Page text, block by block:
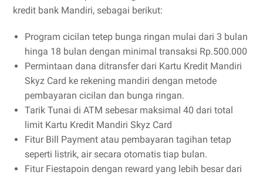
kredit bank Mandiri, sebagai berikut:
Program cicilan tetep bunga ringan mulai dari 3 bulan
hinga 18 bulan dengan minimal transaksi Rp.500.000
Permintaan dana ditransfer dari Kartu Kredit Mandiri
Skyz Card ke rekening mandiri dengan metode
pembayaran cicilan dan bunga ringan.
Tarik Tunai di ATM sebesar maksimal 40 dari total
limit Kartu Kredit Mandiri Skyz Card
Fitur Bill Payment atau pembayaran tagihan tetap
seperti listrik, air secara otomatis tiap bulan.
Fitur Fiestapoin dengan reward yang lebih besar dari